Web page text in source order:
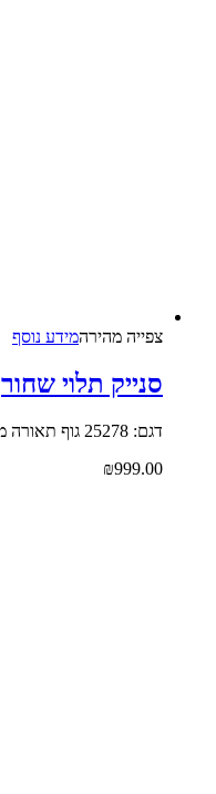
צפייה‬ ‫מהירה‬מידע נוסף
סנייק תלוי שחור
דגם: 25278 גוף תאורה מעוצב לחלל הבית
₪999.00